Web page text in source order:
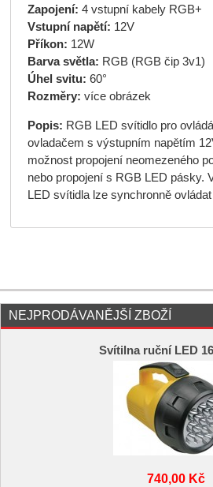
Zapojení: 4 vstupní kabely RGB+
Vstupní napětí: 12V
Příkon: 12W
Barva světla: RGB (RGB čip 3v1)
Úhel svitu: 60°
Rozměry: více obrázek
Popis: RGB LED svítidlo pro
ovladačem s výstupním napětím
možnost propojení neomezeného
nebo propojení s RGB LED pásky.
LED svítidla lze synchronně
NEJPRODÁVANĚJŠÍ ZBOŽÍ
Svítilna ruční LED
740,00 Kč